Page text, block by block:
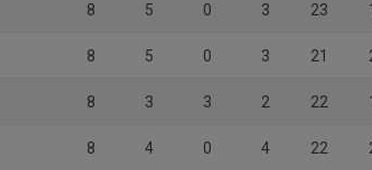
8 5 0 3 23
8 5 0 3 21
8 3 3 2 22
8 4 0 4 22